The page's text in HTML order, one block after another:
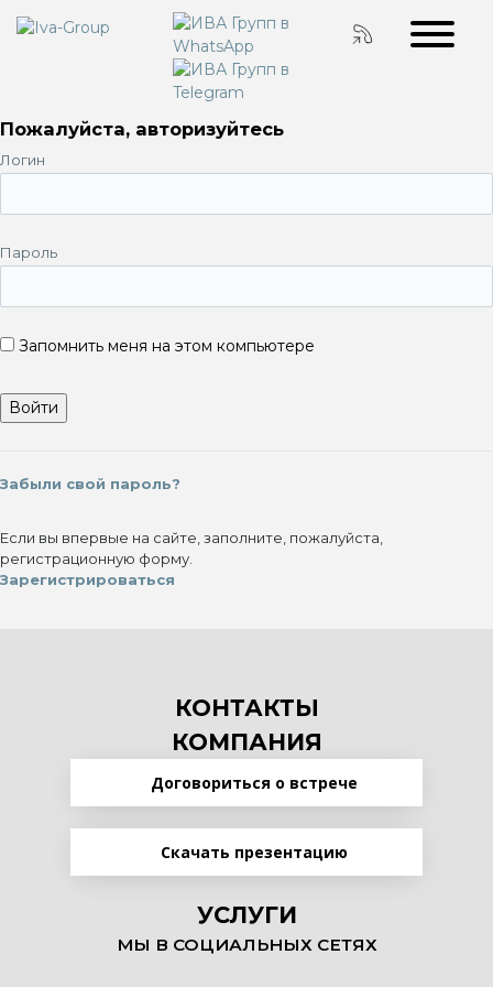
Пожалуйста, авторизуйтесь
Логин
Пароль
Запомнить меня на этом компьютере
Забыли свой пароль?
Если вы впервые на сайте, заполните, пожалуйста,
регистрационную форму.
Зарегистрироваться
КОНТАКТЫ
КОМПАНИЯ
Договориться о встрече
Скачать презентацию
УСЛУГИ
МЫ В СОЦИАЛЬНЫХ СЕТЯХ